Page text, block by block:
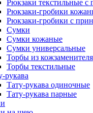
Рюкзаки текстильные с
Рюкзаки-гробики
Рюкзаки-гробики с
Сумки
Сумки кожаные
Сумки универсальные
Торбы из кожзаменителя
Торбы текстильные
рукава
Тату-рукава одиночные
Тату-рукава парные